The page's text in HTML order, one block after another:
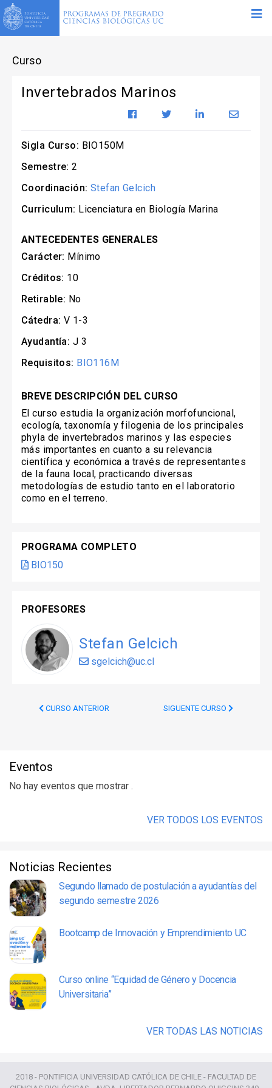
Curso
Invertebrados Marinos
Sigla Curso: BIO150M
Semestre: 2
Coordinación: Stefan Gelcich
Curriculum: Licenciatura en Biología Marina
ANTECEDENTES GENERALES
Carácter: Mínimo
Créditos: 10
Retirable: No
Cátedra: V 1-3
Ayudantía: J 3
Requisitos: BIO116M
BREVE DESCRIPCIÓN DEL CURSO
El curso estudia la organización morfofuncional,
ecología, taxonomía y filogenia de los principales
phyla de invertebrados marinos y las especies
más importantes en cuanto a su relevancia
científica y económica a través de representantes
de la fauna local, practicando diversas
metodologías de estudio tanto en el laboratorio
como en el terreno.
PROGRAMA COMPLETO
BIO150
PROFESORES
Stefan Gelcich
sgelcich@uc.cl
CURSO ANTERIOR SIGUENTE CURSO
Eventos
No hay eventos que mostrar .
VER TODOS LOS EVENTOS
Noticias Recientes
Segundo llamado de postulación a ayudantías del
segundo semestre 2026
Bootcamp de Innovación y Emprendimiento UC
Curso online “Equidad de Género y Docencia
Universitaria”
VER TODAS LAS NOTICIAS
2018 - PONTIFICIA UNIVERSIDAD CATÓLICA DE CHILE - FACULTAD DE